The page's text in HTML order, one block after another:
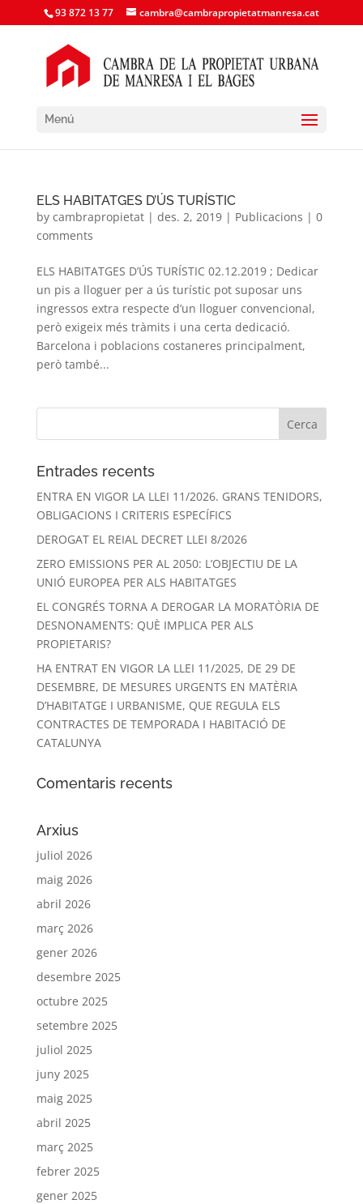
93 872 13 77 cambra@cambrapropietatmanresa.cat
Menú
ELS HABITATGES D’ÚS TURÍSTIC
by cambrapropietat| des. 2, 2019| Publicacions | 0
comments
ELS HABITATGES D’ÚS TURÍSTIC 02.12.2019 ; Dedicar
un pis a lloguer per a ús turístic pot suposar uns
ingressos extra respecte d’un lloguer convencional,
però exigeix més tràmits i una certa dedicació.
Barcelona i poblacions costaneres principalment,
però també...
Entrades recents
ENTRA EN VIGOR LA LLEI 11/2026. GRANS TENIDORS,
OBLIGACIONS I CRITERIS ESPECÍFICS
DEROGAT EL REIAL DECRET LLEI 8/2026
ZERO EMISSIONS PER AL 2050: L’OBJECTIU DE LA
UNIÓ EUROPEA PER ALS HABITATGES
EL CONGRÉS TORNA A DEROGAR LA MORATÒRIA DE
DESNONAMENTS: QUÈ IMPLICA PER ALS
PROPIETARIS?
HA ENTRAT EN VIGOR LA LLEI 11/2025, DE 29 DE
DESEMBRE, DE MESURES URGENTS EN MATÈRIA
D’HABITATGE I URBANISME, QUE REGULA ELS
CONTRACTES DE TEMPORADA I HABITACIÓ DE
CATALUNYA
Comentaris recents
Arxius
juliol 2026
maig 2026
abril 2026
març 2026
gener 2026
desembre 2025
octubre 2025
setembre 2025
juliol 2025
juny 2025
maig 2025
abril 2025
març 2025
febrer 2025
gener 2025